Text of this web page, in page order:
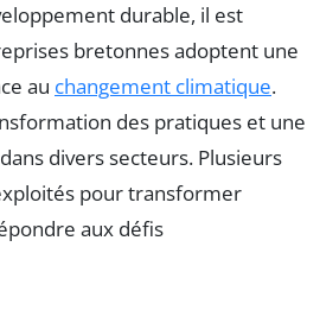
durable, il est
bretonnes adoptent une
au changement climatique.
des pratiques et une
divers secteurs. Plusieurs
pour transformer
aux défis